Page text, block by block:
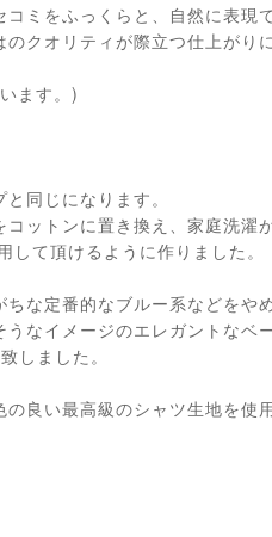
ミをふっくらと、自然に表現
クオリティが際立つ仕上がり
ます。)
同じになります。
ットンに置き換え、家庭洗濯
て頂けるように作りました。
な定番的なブルー系などをや
なイメージのエレガントなベ
しました。
良い最高級のシャツ生地を使